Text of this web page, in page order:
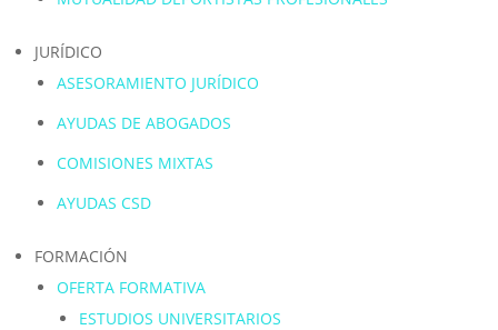
JURÍDICO
ASESORAMIENTO JURÍDICO
AYUDAS DE ABOGADOS
COMISIONES MIXTAS
AYUDAS CSD
FORMACIÓN
OFERTA FORMATIVA
ESTUDIOS UNIVERSITARIOS